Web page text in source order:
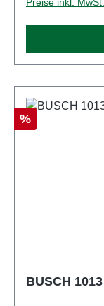
Rabatt
%
BUSCH